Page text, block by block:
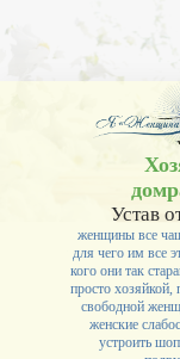
-- Самое большое
всех
-- Лучшее, что можно
ушей. Он никогда
-- Люблю
Устав
женщины все
для чего им все
кого они так
просто хозяйкой,
свободной
женские
устроить